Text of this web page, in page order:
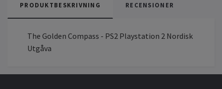
PRODUKTBESKRIVNING RECENSIONER
The Golden Compass - PS2 Playstation 2 Nordisk
Utgåva